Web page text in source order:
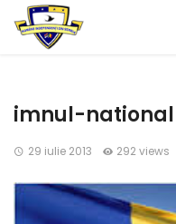
imnul-national
29 iulie 2013 292 views